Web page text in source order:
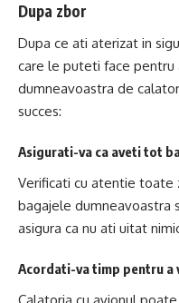
Dupa zbor
Dupa ce ati aterizat in
care le puteti face pentru
dumneavoastra de
succes:
Asigurati-va ca aveti tot
Verificati cu atentie
bagajele dumneavoastra
asigura ca nu ati uitat
Acordati-va timp pentru a